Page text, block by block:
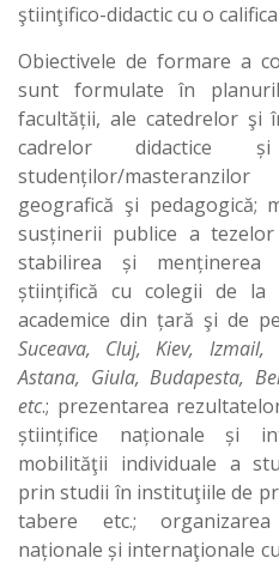
ştiinţifico-didactic cu o
Obiectivele de formare a
sunt formulate în
facultății, ale catedrelor şi
cadrelor didactice și
studenților/
geografică şi pedagogică;
susținerii publice a
stabilirea și
științifică cu colegii de la
academice din țară şi de
Suceava, Cluj, Kiev, Izmail,
Astana, Giula, Budapesta,
etc.; prezentarea
științifice naționale și
mobilităţii individuale a
prin studii în instituţiile de
tabere etc.;
naționale și internaţionale